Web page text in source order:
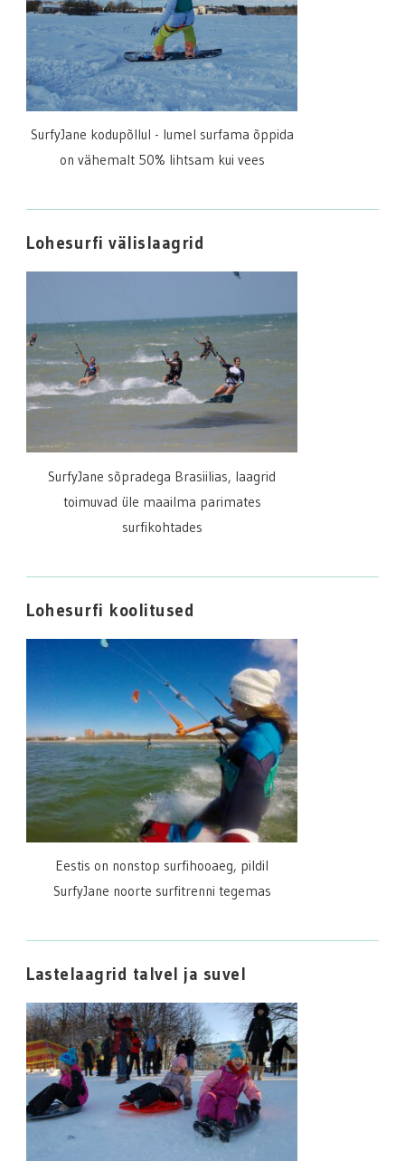
SurfyJane kodupõllul - lumel surfama õppida
on vähemalt 50% lihtsam kui vees
Lohesurfi välislaagrid
SurfyJane sõpradega Brasiilias, laagrid
toimuvad üle maailma parimates
surfikohtades
Lohesurfi koolitused
Eestis on nonstop surfihooaeg, pildil
SurfyJane noorte surfitrenni tegemas
Lastelaagrid talvel ja suvel